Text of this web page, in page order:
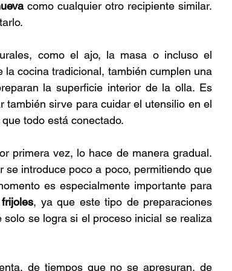
como cualquier otro recipiente similar.
como el ajo, la masa o incluso el
cocina tradicional, también cumplen una
la superficie interior de la olla. Es
también sirve para cuidar el utensilio en el
todo está conectado.
primera vez, lo hace de manera gradual.
se introduce poco a poco, permitiendo que
es especialmente importante para
, ya que este tipo de preparaciones
se logra si el proceso inicial se realiza
de tiempos que no se apresuran, de